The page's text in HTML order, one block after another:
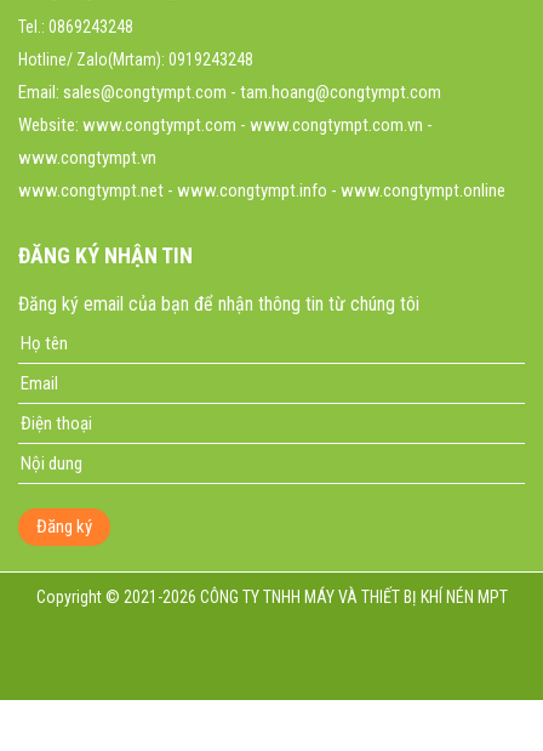
Tel.: 0869243248
Hotline/ Zalo(Mrtam): 0919243248
Email: sales@congtympt.com - tam.hoang@congtympt.com
Website: www.congtympt.com - www.congtympt.com.vn -
www.congtympt.vn
www.congtympt.net - www.congtympt.info - www.congtympt.online
ĐĂNG KÝ NHẬN TIN
Đăng ký email của bạn để nhận thông tin từ chúng tôi
Đăng ký
Copyright © 2021-2026 CÔNG TY TNHH MÁY VÀ THIẾT BỊ KHÍ NÉN MPT